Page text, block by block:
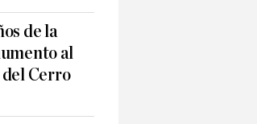
de la
al
del Cerro